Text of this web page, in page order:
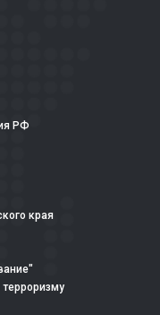
РФ
края